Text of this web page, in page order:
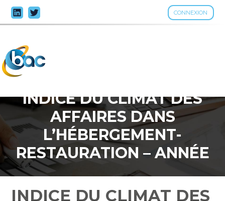
CONNEXION
Aller
au
INDICE DU CLIMAT DES
AFFAIRES DANS
L’HÉBERGEMENT-
RESTAURATION – ANNÉE
2023
INDICE DU CLIMAT DES